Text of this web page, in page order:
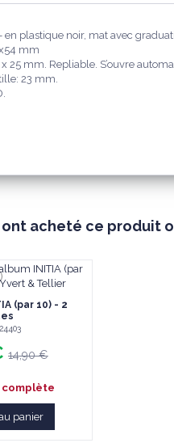
en plastique noir, mat avec
mm
25 mm. Repliable. S’ouvre
23 mm.
acheté ce produit
(par 10) - 2
14,90 €
panier